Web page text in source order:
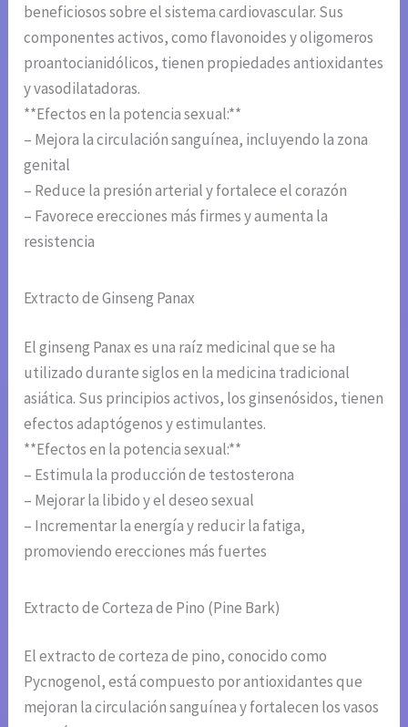
beneficiosos sobre el sistema cardiovascular. Sus
componentes activos, como flavonoides y oligomeros
proantocianidólicos, tienen propiedades antioxidantes
y vasodilatadoras.
**Efectos en la potencia sexual:**
– Mejora la circulación sanguínea, incluyendo la zona
genital
– Reduce la presión arterial y fortalece el corazón
– Favorece erecciones más firmes y aumenta la
resistencia
Extracto de Ginseng Panax
El ginseng Panax es una raíz medicinal que se ha
utilizado durante siglos en la medicina tradicional
asiática. Sus principios activos, los ginsenósidos, tienen
efectos adaptógenos y estimulantes.
**Efectos en la potencia sexual:**
– Estimula la producción de testosterona
– Mejorar la libido y el deseo sexual
– Incrementar la energía y reducir la fatiga,
promoviendo erecciones más fuertes
Extracto de Corteza de Pino (Pine Bark)
El extracto de corteza de pino, conocido como
Pycnogenol, está compuesto por antioxidantes que
mejoran la circulación sanguínea y fortalecen los vasos